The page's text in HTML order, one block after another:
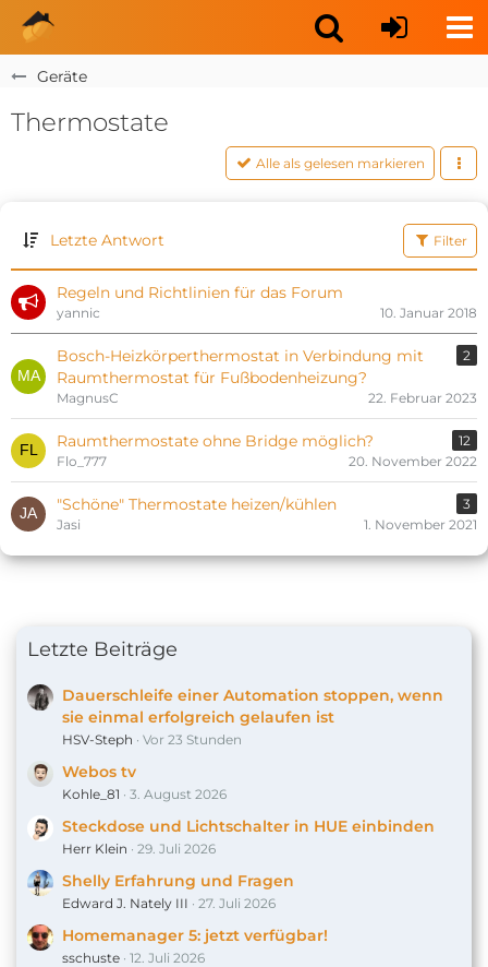
Geräte
Thermostate
Alle als gelesen markieren
Letzte Antwort Filter
Regeln und Richtlinien für das Forum
yannic 10. Januar 2018
Bosch-Heizkörperthermostat in Verbindung mit
Raumthermostat für Fußbodenheizung?
2
MagnusC 22. Februar 2023
Raumthermostate ohne Bridge möglich?
12
Flo_777
20. November 2022
"Schöne" Thermostate heizen/kühlen
3
Jasi
1. November 2021
Letzte Beiträge
Dauerschleife einer Automation stoppen, wenn
sie einmal erfolgreich gelaufen ist
HSV-Steph Vor 23 Stunden
Webos tv
Kohle_81 3. August 2026
Steckdose und Lichtschalter in HUE einbinden
Herr Klein 29. Juli 2026
Shelly Erfahrung und Fragen
Edward J. Nately III 27. Juli 2026
Homemanager 5: jetzt verfügbar!
sschuste 12. Juli 2026